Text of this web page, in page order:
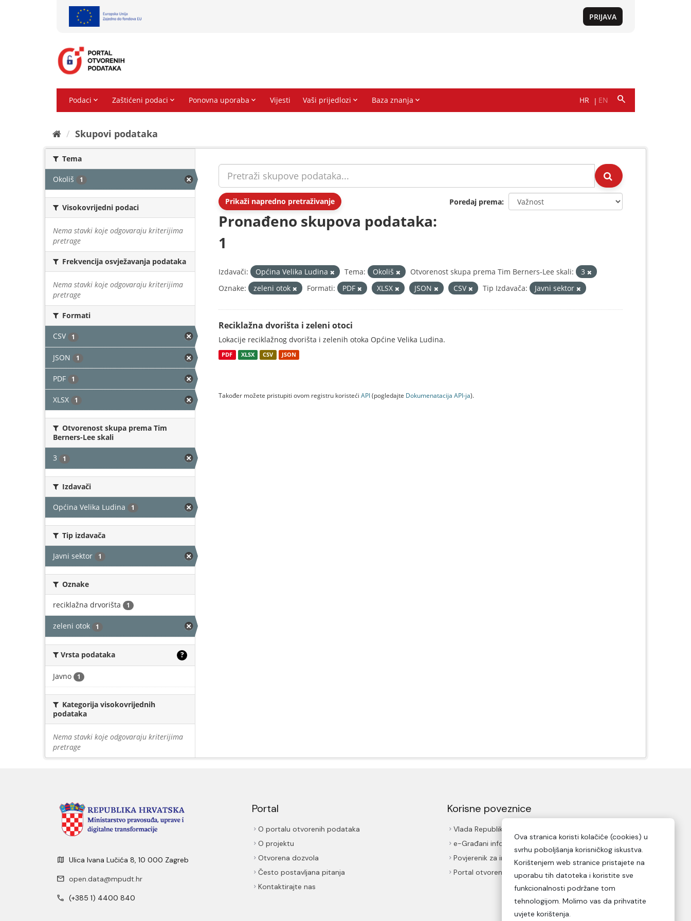
Skupovi podаtаkа
Tema
Okoliš 1
Visokovrijedni podaci
Nema stavki koje odgovaraju kriterijima
pretrage
Frekvencija osvježavanja podataka
Nema stavki koje odgovaraju kriterijima
pretrage
Formati
CSV 1
JSON 1
PDF 1
XLSX 1
Otvorenost skupa prema Tim
Berners-Lee skali
3 1
Izdavači
Općina Velika Ludina 1
Tip izdavača
Javni sektor 1
Oznake
reciklažna drvorišta 1
zeleni otok 1
Vrsta podataka ?
Javno 1
Kategorija visokovrijednih
podataka
Nema stavki koje odgovaraju kriterijima
pretrage
Prikaži napredno pretraživanje Poredaj prema
Pronađeno skupova podataka:
1
Izdavači: Općina Velika Ludina Tema: Okoliš Otvorenost skupa prema Tim Berners-Lee skali:
3
Oznake:
zeleni otok Formati: PDF XLSX JSON CSV Tip Izdavača: Javni sektor
Reciklažna dvorišta i zeleni otoci
Lokacije reciklažnog dvorišta i zelenih otoka Općine Velika Ludina.
PDF XLSX CSV JSON
Također možete pristupiti ovom registru koristeći API(pogledajte Dokumenаtаcijа API-jа).